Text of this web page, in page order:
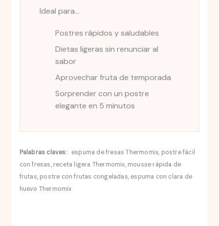
Ideal para...
Postres rápidos y saludables
Dietas ligeras sin renunciar al
sabor
Aprovechar fruta de temporada
Sorprender con un postre
elegante en 5 minutos
Palabras claves: espuma de fresas Thermomix, postre fácil
con fresas, receta ligera Thermomix, mousse rápida de
frutas, postre con frutas congeladas, espuma con clara de
huevo Thermomix